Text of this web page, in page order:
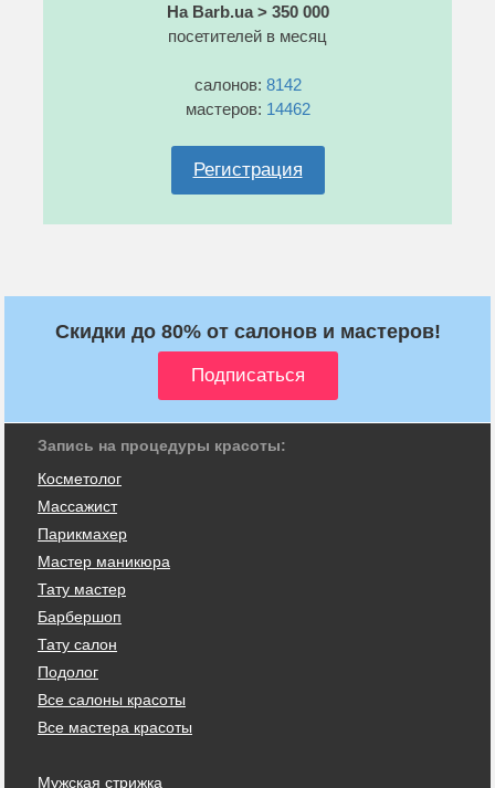
На Barb.ua > 350 000
посетителей в месяц
салонов: 8142
мастеров: 14462
Регистрация
Скидки до 80% от салонов и мастеров!
Запись на процедуры красоты:
Косметолог
Массажист
Парикмахер
Мастер маникюра
Тату мастер
Барбершоп
Тату салон
Подолог
Все салоны красоты
Все мастера красоты
Мужская стрижка